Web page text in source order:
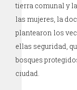
tierra comunal y
las mujeres, la
plantearon los
ellas seguridad,
bosques
ciudad.